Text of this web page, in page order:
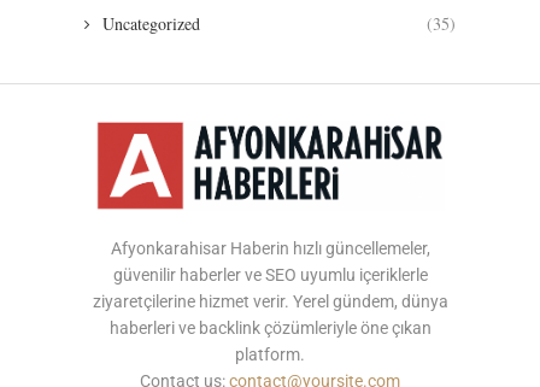
Uncategorized
(35)
Afyonkarahisar Haberin hızlı güncellemeler,
güvenilir haberler ve SEO uyumlu içeriklerle
ziyaretçilerine hizmet verir. Yerel gündem, dünya
haberleri ve backlink çözümleriyle öne çıkan
platform.
Contact us:contact@yoursite.com